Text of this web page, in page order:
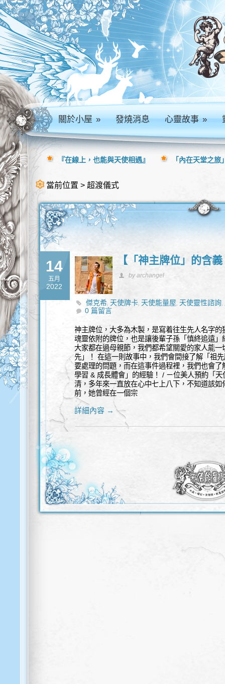
關於小屋» 發燒消息 心靈故事»
當前位置 > 超渡儀式
14
五月
2022
【「神主牌位」的含
by archangel
傑克希, 天使牌卡, 天使能量屋, 天使靈性諮詢,
渡儀式
0 篇留言
神主牌位，大多為木製，是寫着往生先人名字
魂靈依附的牌位，也是讓後輩子孫「慎終追遠
大家都在過母親節，我們都希望關愛的家人能
先」！ 在這一則故事中，我們會間接了解「祖
要處理的問題，而在這事件過程裡，我們也會
學習 & 成長體會」的經驗！ / ㄧ位美人預約「
清，多年來一直放在心中七上八下，不知道該
前，她曾經在一個宗
詳細內容 →
『在線上，也能與天使相遇』 「內在天堂之